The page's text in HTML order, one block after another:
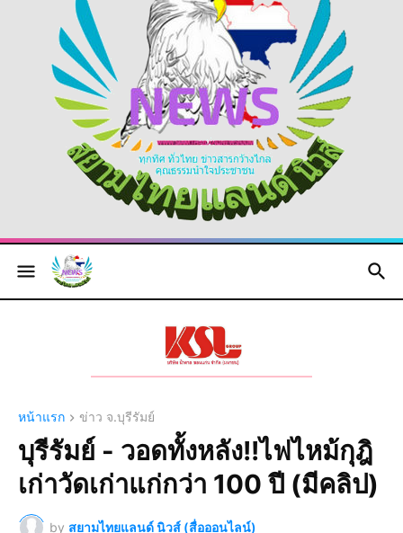
หน้าแรก ข่าว จ.บุรีรัมย์
บุรีรัมย์ - วอดทั้งหลัง!!ไฟไหม้กุฎิ
เก่าวัดเก่าแก่กว่า 100 ปี (มีคลิป)
by สยามไทยแลนด์ นิวส์ (สื่อออนไลน์)